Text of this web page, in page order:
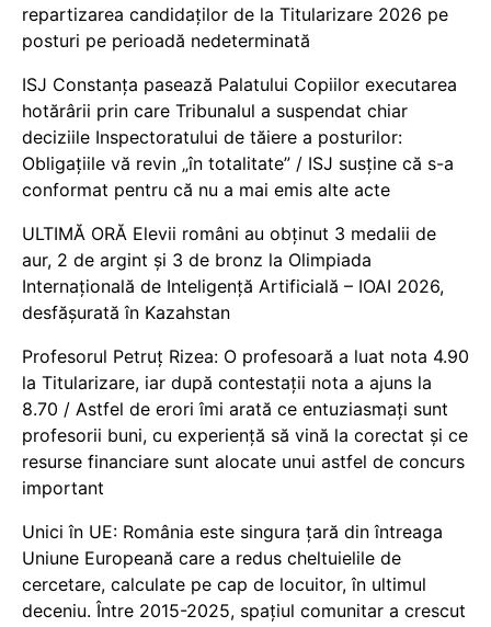
repartizarea candidaților de la Titularizare 2026 pe
posturi pe perioadă nedeterminată
ISJ Constanța pasează Palatului Copiilor executarea
hotărârii prin care Tribunalul a suspendat chiar
deciziile Inspectoratului de tăiere a posturilor:
Obligațiile vă revin „în totalitate” / ISJ susține că s-a
conformat pentru că nu a mai emis alte acte
ULTIMĂ ORĂ Elevii români au obținut 3 medalii de
aur, 2 de argint și 3 de bronz la Olimpiada
Internațională de Inteligență Artificială – IOAI 2026,
desfășurată în Kazahstan
Profesorul Petruț Rizea: O profesoară a luat nota 4.90
la Titularizare, iar după contestații nota a ajuns la
8.70 / Astfel de erori îmi arată ce entuziasmați sunt
profesorii buni, cu experiență să vină la corectat și ce
resurse financiare sunt alocate unui astfel de concurs
important
Unici în UE: România este singura țară din întreaga
Uniune Europeană care a redus cheltuielile de
cercetare, calculate pe cap de locuitor, în ultimul
deceniu. Între 2015-2025, spațiul comunitar a crescut